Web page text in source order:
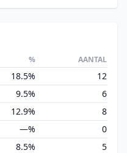
% AANTAL
18.5%
12
9.5%
6
12.9%
8
—%
0
8.5%
5